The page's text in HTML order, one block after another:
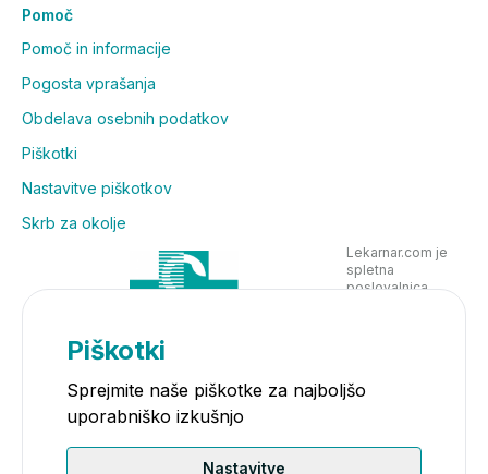
Pomoč
Pomoč in informacije
Pogosta vprašanja
Obdelava osebnih podatkov
Piškotki
Nastavitve piškotkov
Skrb za okolje
Lekarnar.com je
spletna
poslovalnica
Piškotki
Sprejmite naše piškotke za najboljšo
uporabniško izkušnjo
Nastavitve